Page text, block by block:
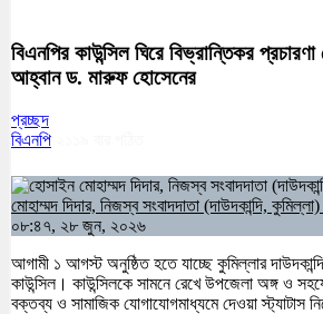
বিএনপির কাউন্সিল ঘিরে বিভ্রান্তিকর
আহ্বান ড. মারুফ হোসেনের
প্রচ্ছদ
বিএনপি
মোহাম্মদ দিদার, নিজস্ব সংবাদদাতা (দাউদকান্দি, কুমিল্লা)
০৮:৪৭, ২৮ জুন, ২০২৬
আগামী ১ আগস্ট অনুষ্ঠিত হতে যাচ্ছে কুমিল্লার
কাউন্সিল। কাউন্সিলকে সামনে রেখে উপজেলা অঙ্গ ও
বক্তব্য ও সামাজিক যোগাযোগমাধ্যমে দেওয়া স্ট্যাটাস